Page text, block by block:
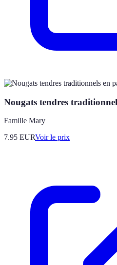
Nougats tendres
Famille Mary
7.95 EURVoir le prix